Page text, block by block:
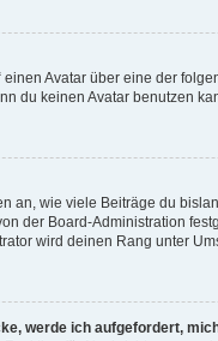
einen Avatar über eine der
du keinen Avatar benutzen
an, wie viele Beiträge du
der Board-Administration
wird deinen Rang unter
werde ich aufgefordert,